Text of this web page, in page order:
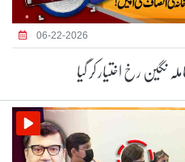
06-22-2026
نگین رخ اختیار کر گیا